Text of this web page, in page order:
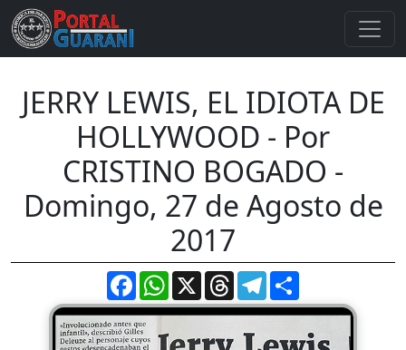
JERRY LEWIS, EL IDIOTA DE
HOLLYWOOD - Por
CRISTINO BOGADO -
Domingo, 27 de Agosto de
2017
FacebookWhatsApp
X ThreadsTelegram